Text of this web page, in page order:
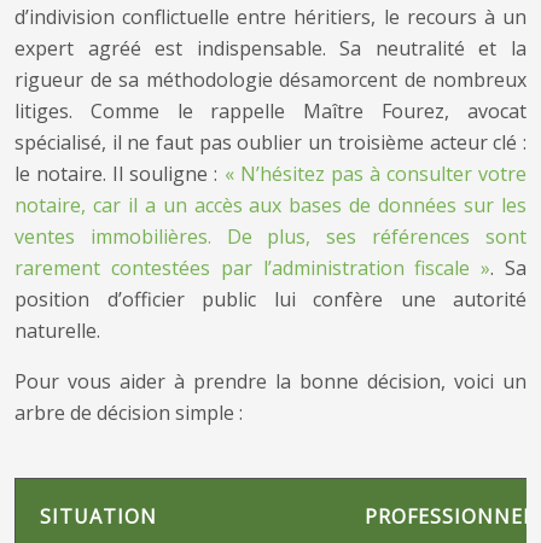
d’indivision conflictuelle entre héritiers, le recours à un
expert agréé est indispensable. Sa neutralité et la
rigueur de sa méthodologie désamorcent de nombreux
litiges. Comme le rappelle Maître Fourez, avocat
spécialisé, il ne faut pas oublier un troisième acteur clé :
le notaire. Il souligne : « N’hésitez pas à consulter votre
notaire, car il a un accès aux bases de données sur les
ventes immobilières. De plus, ses références sont
rarement contestées par l’administration fiscale ». Sa
position d’officier public lui confère une autorité
naturelle.
Pour vous aider à prendre la bonne décision, voici un
arbre de décision simple :
SITUATION